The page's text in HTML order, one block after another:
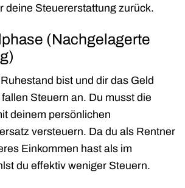
deine Steuererstattung zurück.
(Nachgelagerte
bist und dir das Geld
Steuern an. Du musst die
deinem persönlichen
versteuern. Da du als Rentner
Einkommen hast als im
du effektiv weniger Steuern.